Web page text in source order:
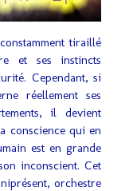
tiraillé
et ses instincts
Cependant, si
réellement ses
il devient
conscience qui en
est en grande
inconscient. Cet
orchestre